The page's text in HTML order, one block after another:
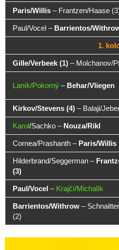
Paris/Willis – Frantzen/Haase
Paul/Vocel – Barrientos/
1.
Gille/Verbeek (1) – Molchanov/
Laník/Pokorný – Behar/Vliegen
Kirkov/Stevens (4) – Balaji/
Karol/Sachko – Nouza/Rikl
Cornea/Prashanth – Paris/Willis
Hilderbrand/Seggerman –
(3)
Paul/Vocel – Krajčí/Michalík
Barrientos/Withrow –
(2)